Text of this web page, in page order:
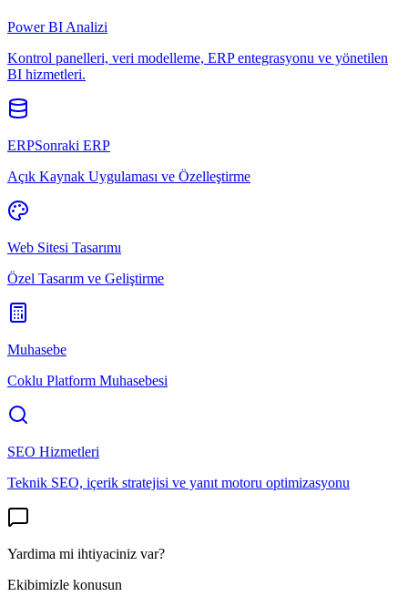
Power BI Analizi
Kontrol panelleri, veri modelleme, ERP entegrasyonu ve yönetilen
BI hizmetleri.
ERPSonraki ERP
Açık Kaynak Uygulaması ve Özelleştirme
Web Sitesi Tasarımı
Özel Tasarım ve Geliştirme
Muhasebe
Coklu Platform Muhasebesi
SEO Hizmetleri
Teknik SEO, içerik stratejisi ve yanıt motoru optimizasyonu
Yardima mi ihtiyaciniz var?
Ekibimizle konusun